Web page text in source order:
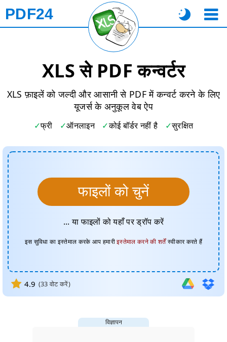
PDF24
XLS से PDF कन्वर्टर
XLS फ़ाइलें को जल्दी और आसानी से PDF में कन्वर्ट करने के लिए
यूजर्स के अनुकूल वेब ऐप
फ्री ऑनलाइन कोई बॉर्डर नहीं है सुरक्षित
फाइलों को चुनें
... या फाइलों को यहाँ पर ड्रॉप करें
इस सुविधा का इस्तेमाल करके आप हमारीइस्तेमाल करने की शर्तेंस्वीकार करते हैं
4.9 (33वोट करें)
विज्ञापन